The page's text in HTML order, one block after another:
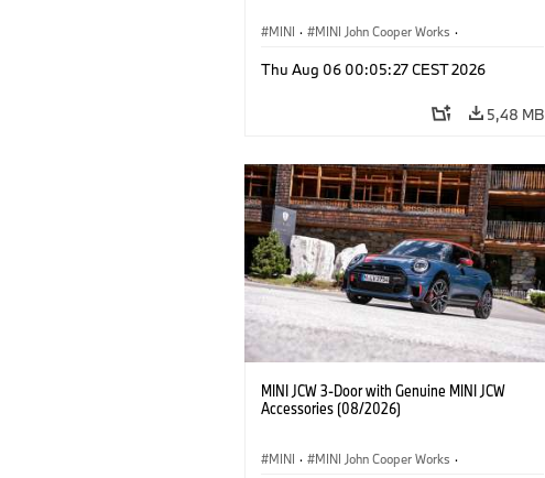
MINI · MINI John Cooper Works ·
Doplňky na přání, příslušenství
Thu Aug 06 00:05:27 CEST 2026
5,48 MB
MINI JCW 3-Door with Genuine MINI JCW
Accessories (08/2026)
MINI · MINI John Cooper Works ·